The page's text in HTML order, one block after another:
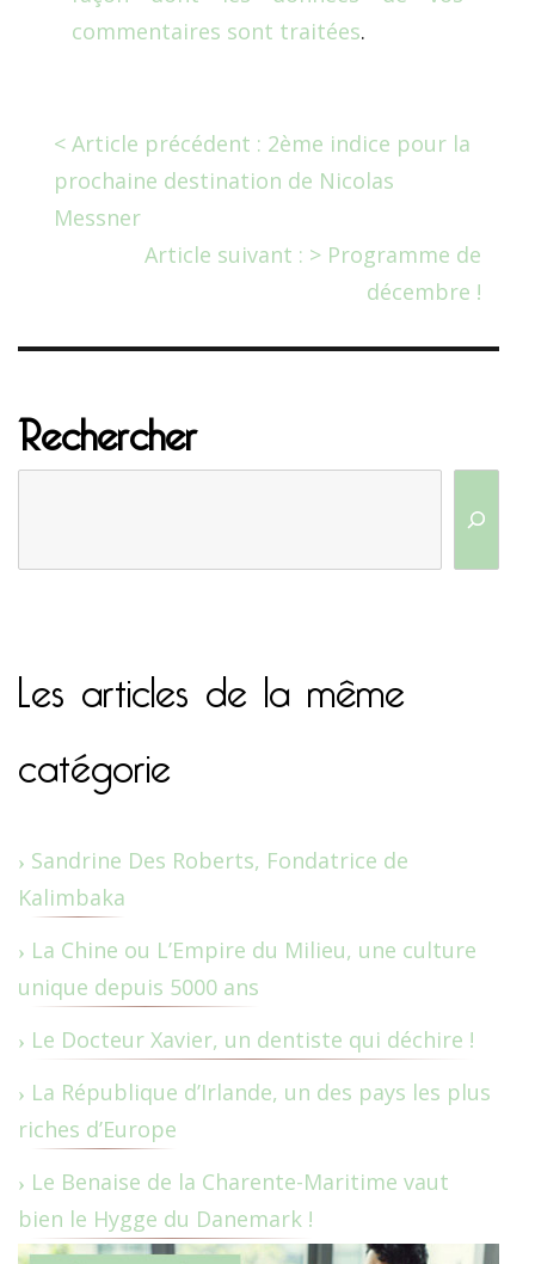
commentaires sont traitées.
< Article précédent : 2ème indice pour la
prochaine destination de Nicolas
Messner
Article suivant : > Programme de
décembre !
Rechercher
Les articles de la même
catégorie
Sandrine Des Roberts, Fondatrice de
Kalimbaka
La Chine ou L’Empire du Milieu, une culture
unique depuis 5000 ans
Le Docteur Xavier, un dentiste qui déchire !
La République d’Irlande, un des pays les plus
riches d’Europe
Le Benaise de la Charente-Maritime vaut
bien le Hygge du Danemark !